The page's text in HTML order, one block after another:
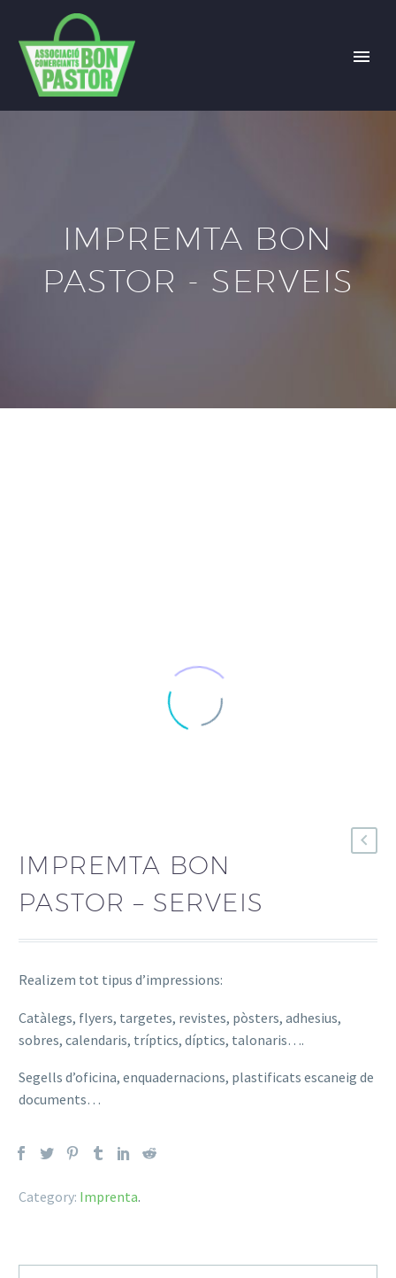
IMPREMTA BON
PASTOR - SERVEIS
IMPREMTA BON
PASTOR – SERVEIS
Realizem tot tipus d’impressions:
Catàlegs, flyers, targetes, revistes, pòsters, adhesius,
sobres, calendaris, tríptics, díptics, talonaris….
Segells d’oficina, enquadernacions, plastificats escaneig de
documents…
Category: Imprenta.